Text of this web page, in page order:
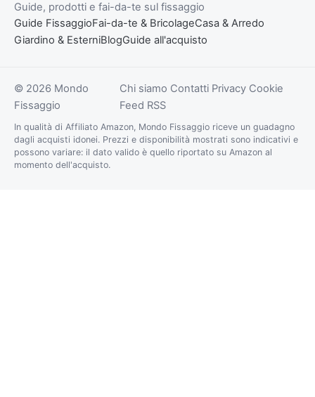
Guide, prodotti e fai-da-te sul fissaggio
Guide FissaggioFai-da-te & BricolageCasa & Arredo
Giardino & EsterniBlogGuide all'acquisto
© 2026 Mondo
Fissaggio
Chi siamo Contatti Privacy Cookie
Feed RSS
In qualità di Affiliato Amazon, Mondo Fissaggio riceve un guadagno
dagli acquisti idonei. Prezzi e disponibilità mostrati sono indicativi e
possono variare: il dato valido è quello riportato su Amazon al
momento dell'acquisto.